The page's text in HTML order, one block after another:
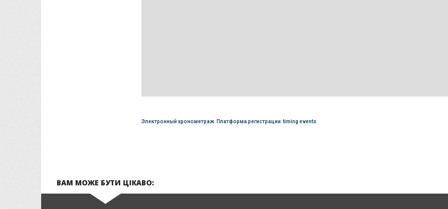
Электронный хронометраж Платформа регистрации ,timing events
ВАМ МОЖЕ БУТИ ЦІКАВО: